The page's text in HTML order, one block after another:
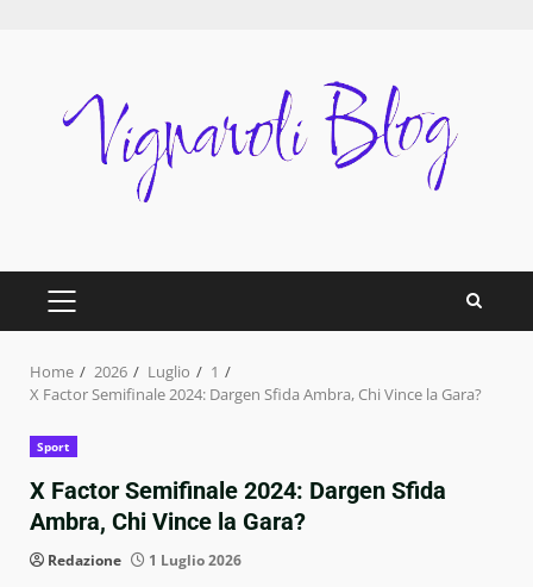
PRIMARY
MENU
Home 2026 Luglio
1
X Factor Semifinale 2024: Dargen Sfida Ambra, Chi Vince la Gara?
Sport
X Factor Semifinale 2024: Dargen Sfida
Ambra, Chi Vince la Gara?
Redazione 1 Luglio 2026